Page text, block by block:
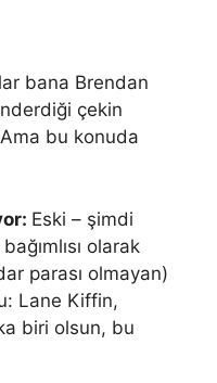
bana Brendan
çekin
bu konuda
Eski – şimdi
olarak
parası olmayan)
Lane Kiffin,
biri olsun, bu